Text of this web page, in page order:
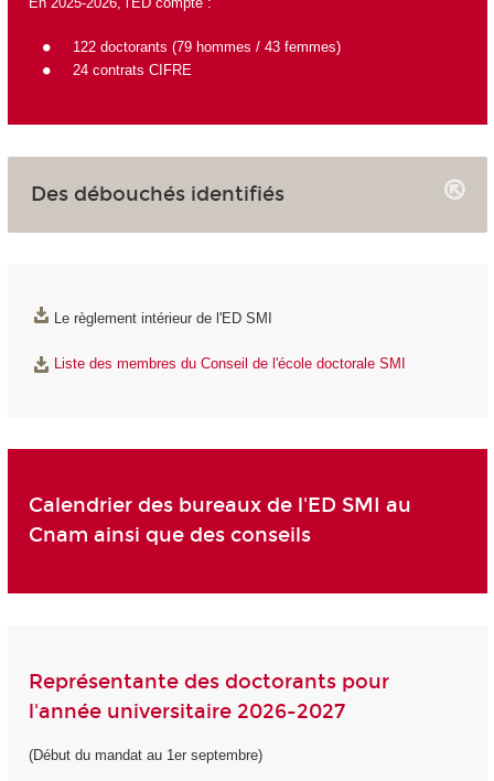
122 doctorants (79 hommes / 43 femmes)
24 contrats CIFRE
Des débouchés identifiés
Le règlement intérieur de l'ED SMI
Liste des membres du Conseil de l'école doctorale SMI
Calendrier des bureaux de l'ED SMI au
Cnam ainsi que des conseils
Représentante des doctorants pour
l'année universitaire 2026-2027
(Début du mandat au 1er septembre)